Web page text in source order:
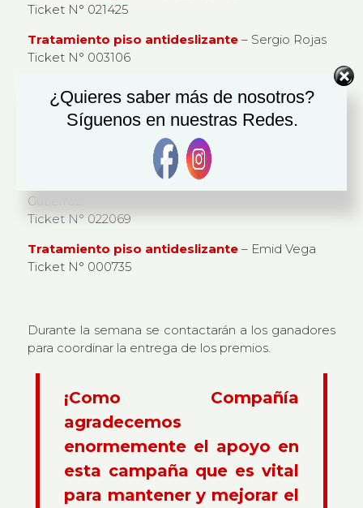
Ticket N° 021425
Tratamiento piso antideslizante– Sergio Rojas
Ticket N° 003106
Tratamiento piso antideslizante
– Julieta Rojas
Ticket N° 004178
Tratamiento piso antideslizante
Tratamiento piso antideslizante
Gutiérrez
Ticket N° 022069
Tratamiento piso antideslizante– Emid Vega
Ticket N° 000735
Durante la semana se contactarán a los ganadores
para coordinar la entrega de los premios.
¡Como Compañía
agradecemos
enormemente el apoyo en
esta campaña que es vital
para mantener y mejorar el
¿Quieres saber más de nosotros?
Síguenos en nuestras Redes.